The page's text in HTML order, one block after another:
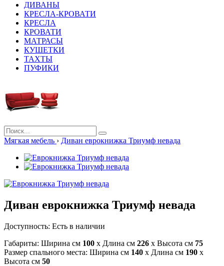
ДИВАНЫ
КРЕСЛА-КРОВАТИ
КРЕСЛА
КРОВАТИ
МАТРАСЫ
КУШЕТКИ
ТАХТЫ
ПУФИКИ
Мягкая мебель › Диван еврокнижка Триумф невада
Диван еврокнижка Триумф невада
Доступность: Есть в наличии
Габариты: Ширина см 100 x Длина см 226 x Высота см 75
Размер спального места: Ширина см 140 x Длина см 190 x
Высота см 50